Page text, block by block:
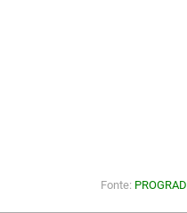
Fonte: PROGRAD